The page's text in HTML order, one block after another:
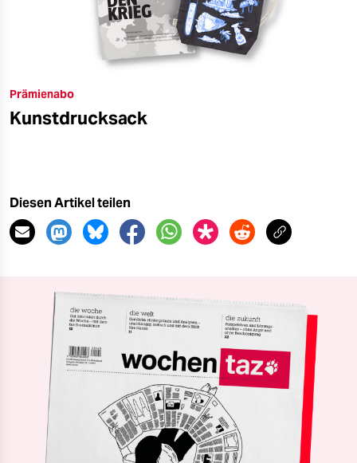
Prämienabo
Kunstdrucksack
Diesen Artikel teilen